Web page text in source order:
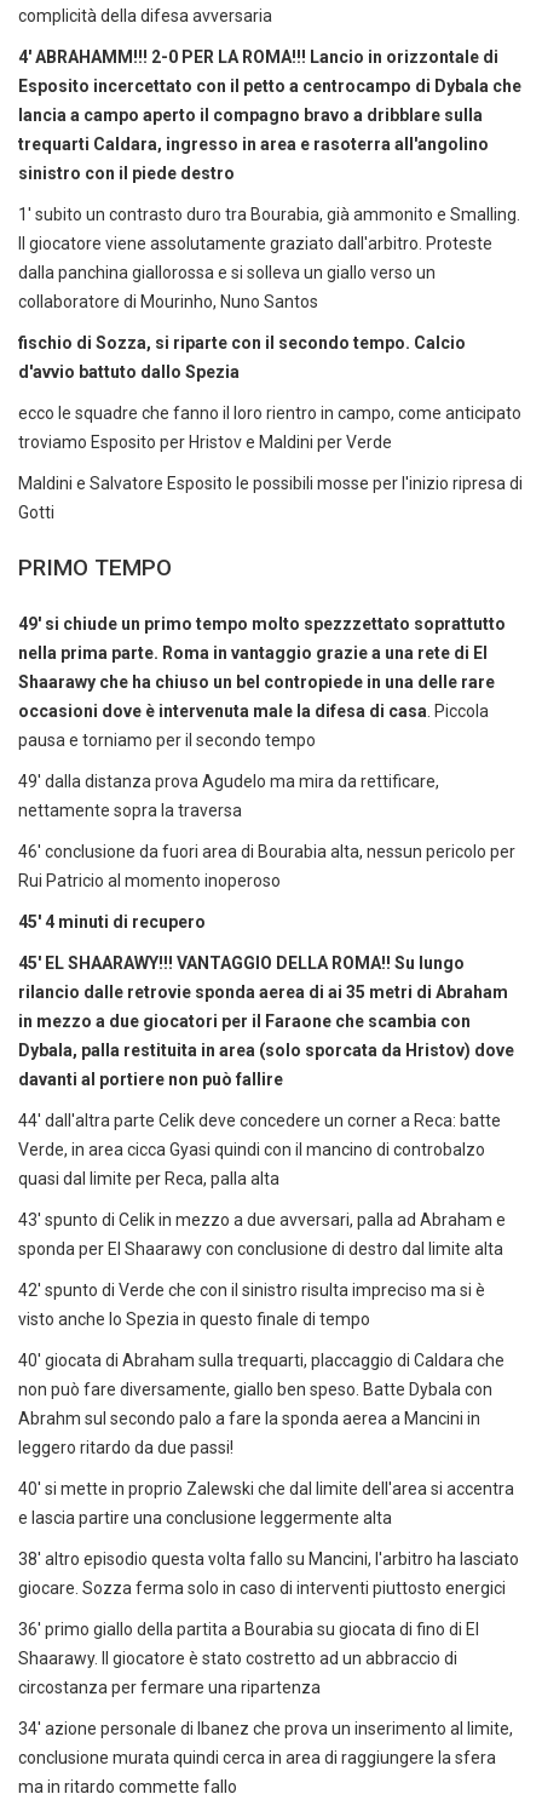
complicità della difesa avversaria
4' ABRAHAMM!!! 2-0 PER LA ROMA!!! Lancio in orizzontale di
Esposito incercettato con il petto a centrocampo di Dybala che
lancia a campo aperto il compagno bravo a dribblare sulla
trequarti Caldara, ingresso in area e rasoterra all'angolino
sinistro con il piede destro
1' subito un contrasto duro tra Bourabia, già ammonito e Smalling.
Il giocatore viene assolutamente graziato dall'arbitro. Proteste
dalla panchina giallorossa e si solleva un giallo verso un
collaboratore di Mourinho, Nuno Santos
fischio di Sozza, si riparte con il secondo tempo. Calcio
d'avvio battuto dallo Spezia
ecco le squadre che fanno il loro rientro in campo, come anticipato
troviamo Esposito per Hristov e Maldini per Verde
Maldini e Salvatore Esposito le possibili mosse per l'inizio ripresa di
Gotti
PRIMO TEMPO
49' si chiude un primo tempo molto spezzzettato soprattutto
nella prima parte. Roma in vantaggio grazie a una rete di El
Shaarawy che ha chiuso un bel contropiede in una delle rare
occasioni dove è intervenuta male la difesa di casa. Piccola
pausa e torniamo per il secondo tempo
49' dalla distanza prova Agudelo ma mira da rettificare,
nettamente sopra la traversa
46' conclusione da fuori area di Bourabia alta, nessun pericolo per
Rui Patricio al momento inoperoso
45' 4 minuti di recupero
45' EL SHAARAWY!!! VANTAGGIO DELLA ROMA!! Su lungo
rilancio dalle retrovie sponda aerea di ai 35 metri di Abraham
in mezzo a due giocatori per il Faraone che scambia con
Dybala, palla restituita in area (solo sporcata da Hristov) dove
davanti al portiere non può fallire
44' dall'altra parte Celik deve concedere un corner a Reca: batte
Verde, in area cicca Gyasi quindi con il mancino di controbalzo
quasi dal limite per Reca, palla alta
43' spunto di Celik in mezzo a due avversari, palla ad Abraham e
sponda per El Shaarawy con conclusione di destro dal limite alta
42' spunto di Verde che con il sinistro risulta impreciso ma si è
visto anche lo Spezia in questo finale di tempo
40' giocata di Abraham sulla trequarti, placcaggio di Caldara che
non può fare diversamente, giallo ben speso. Batte Dybala con
Abrahm sul secondo palo a fare la sponda aerea a Mancini in
leggero ritardo da due passi!
40' si mette in proprio Zalewski che dal limite dell'area si accentra
e lascia partire una conclusione leggermente alta
38' altro episodio questa volta fallo su Mancini, l'arbitro ha lasciato
giocare. Sozza ferma solo in caso di interventi piuttosto energici
36' primo giallo della partita a Bourabia su giocata di fino di El
Shaarawy. Il giocatore è stato costretto ad un abbraccio di
circostanza per fermare una ripartenza
34' azione personale di Ibanez che prova un inserimento al limite,
conclusione murata quindi cerca in area di raggiungere la sfera
ma in ritardo commette fallo